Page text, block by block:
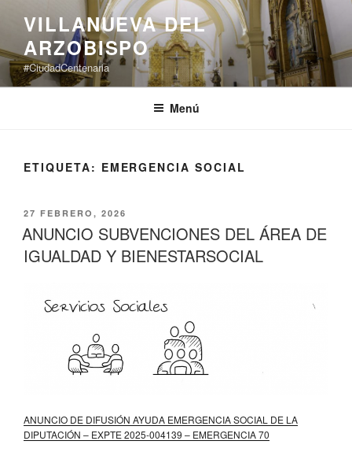
contenido
VILLANUEVA DEL
ARZOBISPO
#CiudadCentenaria
Menú
ETIQUETA: EMERGENCIA SOCIAL
PUBLICADO
EL
27 FEBRERO, 2026
ANUNCIO SUBVENCIONES DEL ÁREA DE
IGUALDAD Y BIENESTARSOCIAL
ANUNCIO DE DIFUSIÓN AYUDA EMERGENCIA SOCIAL DE LA
DIPUTACIÓN – EXPTE 2025-004139 – EMERGENCIA 70